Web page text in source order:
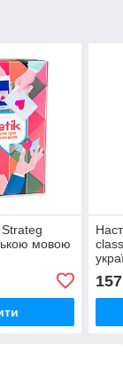
Strateg
мовою
157